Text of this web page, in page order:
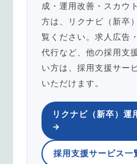
成・運用改善・スカウ
方は、リクナビ（新卒
覧ください。求人広告
代行など、他の採用支
い方は、採用支援サー
いただけます。
リクナビ（新卒）運
→
採用支援サービス